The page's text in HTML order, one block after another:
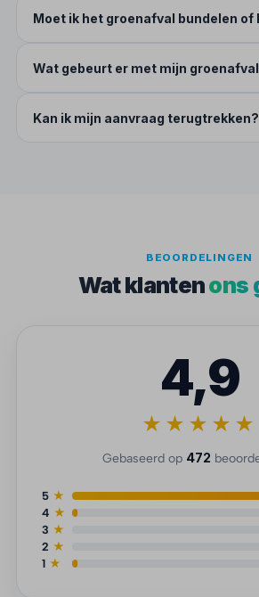
Moet ik het groenafval bundelen
Wat gebeurt er met mijn
Kan ik mijn aanvraag terugtrekken?
BEOORDELINGEN
Wat klantenons
4,9
★★★★★
Gebaseerd op 472
5 ★
4 ★
3 ★
2 ★
1 ★